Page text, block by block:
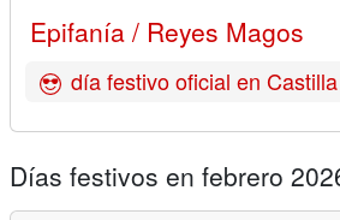
Epifanía / Reyes Magos
día festivo oficial en
Días festivos en febrero